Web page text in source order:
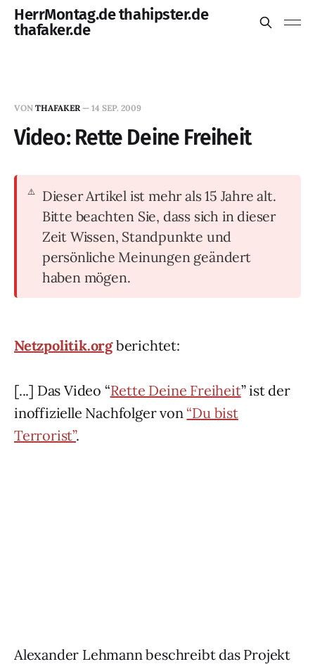
HerrMontag.de thahipster.de
thafaker.de
VON THAFAKER — 14 SEP. 2009
Video: Rette Deine Freiheit
Dieser Artikel ist mehr als 15 Jahre alt.
Bitte beachten Sie, dass sich in dieser
Zeit Wissen, Standpunkte und
persönliche Meinungen geändert
haben mögen.
Netzpolitik.orgberichtet:
[...] Das Video “Rette Deine Freiheit” ist der
inoffizielle Nachfolger von “Du bist
Terrorist”.
Alexander Lehmann beschreibt das Projekt